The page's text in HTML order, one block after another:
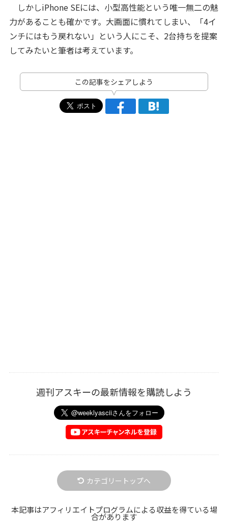
しかしiPhone SEには、小型高性能という唯一無二の魅
力があることも確かです。大画面に慣れてしまい、「4イ
ンチにはもう戻れない」という人にこそ、2台持ちを提案
してみたいと筆者は考えています。
この記事をシェアしよう
週刊アスキーの最新情報を購読しよう
カテゴリートップへ
本記事はアフィリエイトプログラムによる収益を得ている場
合があります